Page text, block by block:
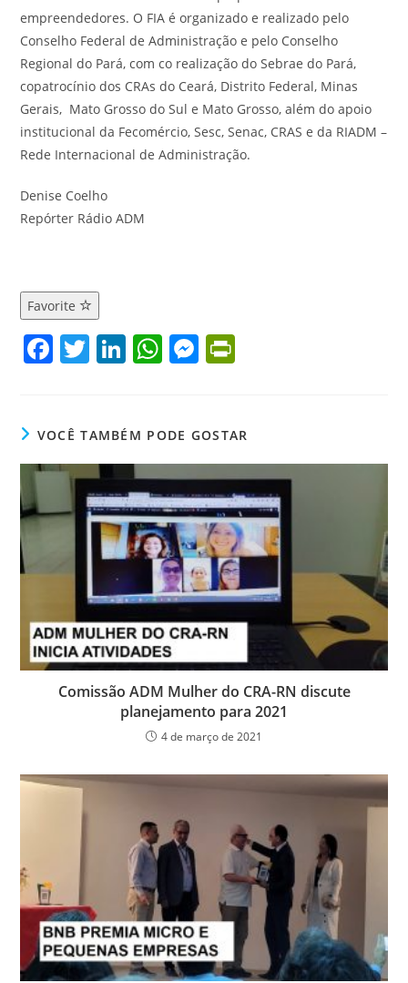
empreendedores. O FIA é organizado e realizado pelo
Conselho Federal de Administração e pelo Conselho
Regional do Pará, com co realização do Sebrae do Pará,
copatrocínio dos CRAs do Ceará, Distrito Federal, Minas
Gerais, Mato Grosso do Sul e Mato Grosso, além do apoio
institucional da Fecomércio, Sesc, Senac, CRAS e da RIADM –
Rede Internacional de Administração.
Denise Coelho
Repórter Rádio ADM
Favorite
F
e
b
o
o
k
T
er
Li
e
dI
n
W
s
A
p
p
M
e
n
g
er
ri
e
n
dl
y
VOCÊ TAMBÉM PODE GOSTAR
Comissão ADM Mulher do CRA-RN discute
planejamento para 2021
4 de março de 2021